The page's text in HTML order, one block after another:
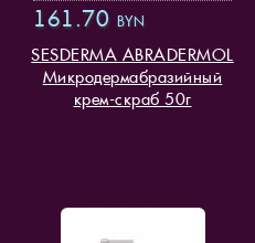
161.70 BYN
SESDERMA ABRADERMOL
Микродермабразийный
крем-скраб 50г